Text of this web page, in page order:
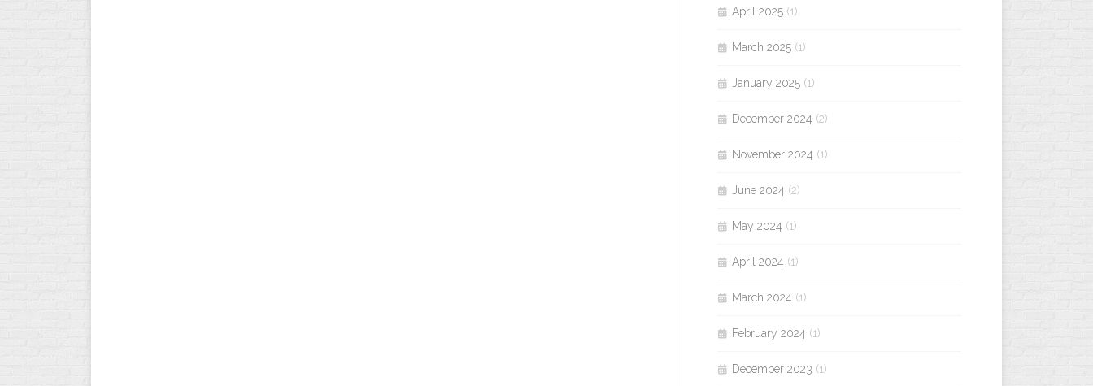
April 2025 (1)
March 2025 (1)
January 2025 (1)
December 2024 (2)
November 2024 (1)
June 2024 (2)
May 2024 (1)
April 2024 (1)
March 2024 (1)
February 2024 (1)
December 2023 (1)